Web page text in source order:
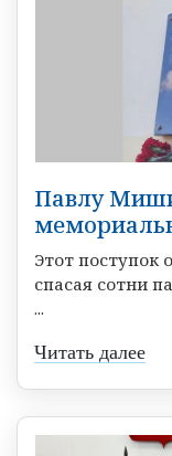
Павлу
Этот поступок
спасая сотни
...
Читать далее